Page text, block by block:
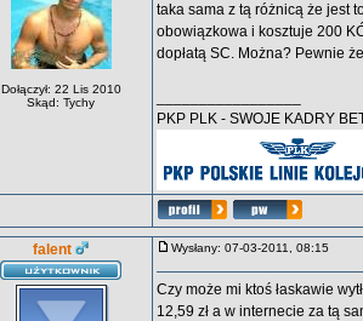
Dołączył: 22 Lis 2010
Skąd: Tychy
taka sama z tą różnicą że jest
obowiązkowa i kosztuje 200
dopłatą SC. Można? Pewnie
PKP PLK - SWOJE KADRY
falent Wysłany: 07-03-2011, 08:15
Czy może mi ktoś łaskawie
12,59 zł a w internecie za tą